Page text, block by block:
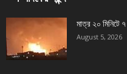
মাত্র ২০ মিনিটে
August 5, 2026